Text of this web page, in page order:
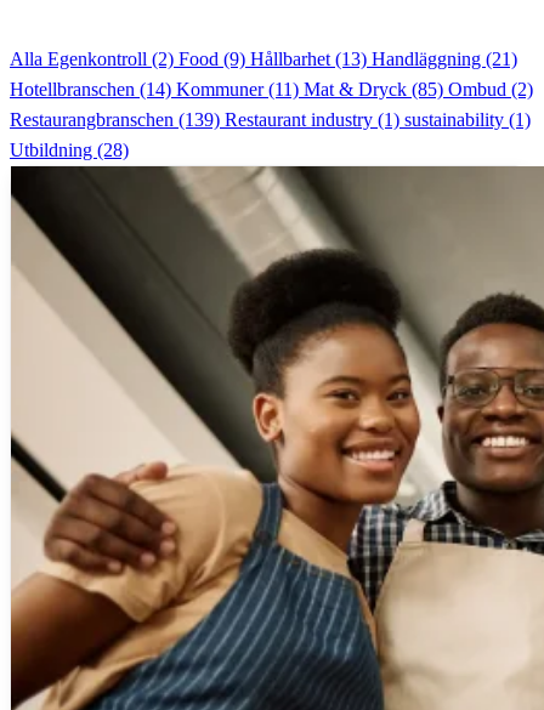
Alla Egenkontroll (2) Food (9) Hållbarhet (13) Handläggning (21)
Hotellbranschen (14) Kommuner(11) Mat & Dryck (85) Ombud (2)
Restaurangbranschen (139) Restaurant industry (1) sustainability (1)
Utbildning (28)